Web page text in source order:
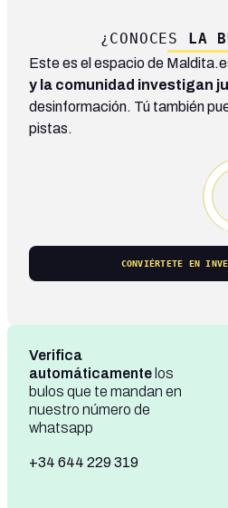
¿CONOCES LA
Este es el espacio de
y la comunidad investigan
desinformación. Tú también
pistas.
CONVIÉRTETE EN
Verifica
automáticamente los
bulos que te mandan en
nuestro número de
whatsapp
+34 644 229 319